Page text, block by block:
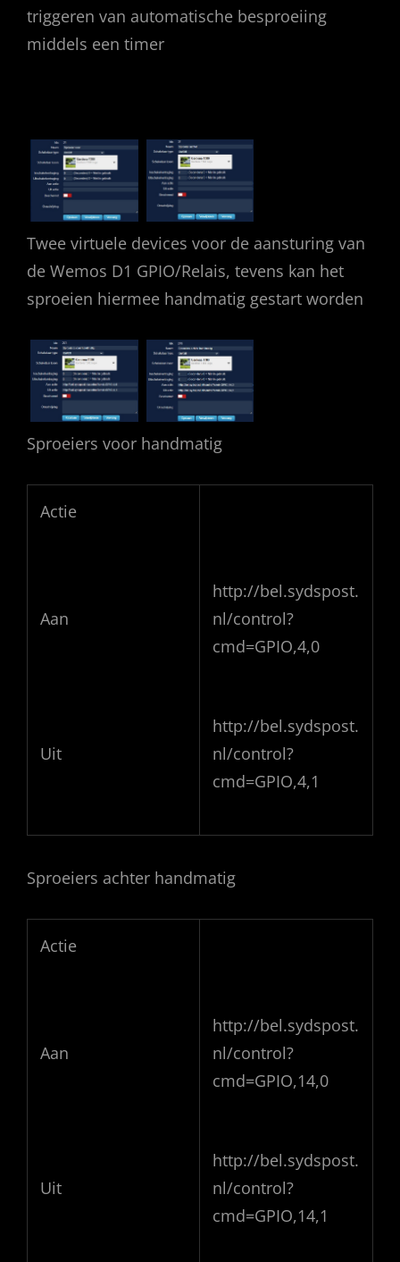
triggeren van automatische besproeiing
middels een timer
Twee virtuele devices voor de aansturing van
de Wemos D1 GPIO/Relais, tevens kan het
sproeien hiermee handmatig gestart worden
Sproeiers voor handmatig
Actie
Aan
http://bel.sydspost.
nl/control?
cmd=GPIO,4,0
Uit
http://bel.sydspost.
nl/control?
cmd=GPIO,4,1
Sproeiers achter handmatig
Actie
Aan
http://bel.sydspost.
nl/control?
cmd=GPIO,14,0
Uit
http://bel.sydspost.
nl/control?
cmd=GPIO,14,1